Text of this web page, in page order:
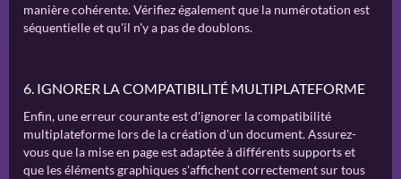
manière cohérente. Vérifiez également que la numérotation est
séquentielle et qu'il n'y a pas de doublons.
6. IGNORER LA COMPATIBILITÉ MULTIPLATEFORME
Enfin, une erreur courante est d'ignorer la compatibilité
multiplateforme lors de la création d'un document. Assurez-
vous que la mise en page est adaptée à différents supports et
que les éléments graphiques s'affichent correctement sur tous